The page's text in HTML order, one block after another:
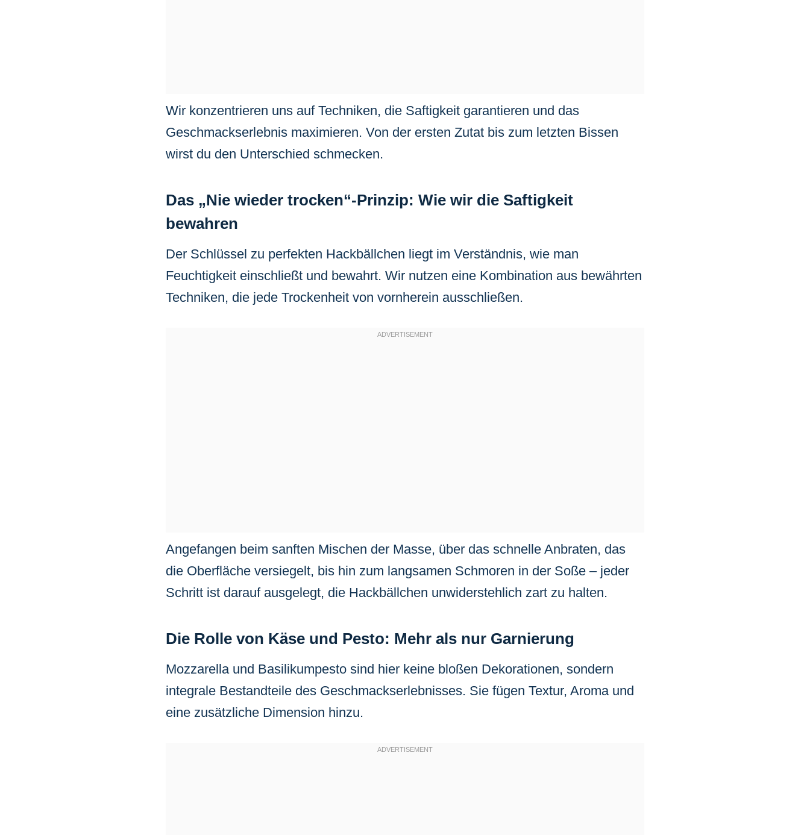
Wir konzentrieren uns auf Techniken, die Saftigkeit garantieren und das
Geschmackserlebnis maximieren. Von der ersten Zutat bis zum letzten Bissen
wirst du den Unterschied schmecken.
Das „Nie wieder trocken“-Prinzip: Wie wir die Saftigkeit
bewahren
Der Schlüssel zu perfekten Hackbällchen liegt im Verständnis, wie man
Feuchtigkeit einschließt und bewahrt. Wir nutzen eine Kombination aus bewährten
Techniken, die jede Trockenheit von vornherein ausschließen.
Angefangen beim sanften Mischen der Masse, über das schnelle Anbraten, das
die Oberfläche versiegelt, bis hin zum langsamen Schmoren in der Soße – jeder
Schritt ist darauf ausgelegt, die Hackbällchen unwiderstehlich zart zu halten.
Die Rolle von Käse und Pesto: Mehr als nur Garnierung
Mozzarella und Basilikumpesto sind hier keine bloßen Dekorationen, sondern
integrale Bestandteile des Geschmackserlebnisses. Sie fügen Textur, Aroma und
eine zusätzliche Dimension hinzu.